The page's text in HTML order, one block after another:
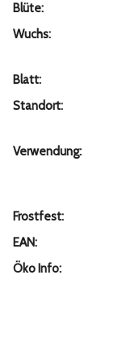
Blüte:
Wuchs:
Blatt:
Standort:
Verwendung:
Frostfest:
EAN:
Öko Info: